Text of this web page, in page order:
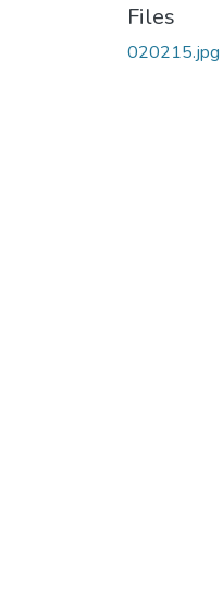
Files
020215.jpg